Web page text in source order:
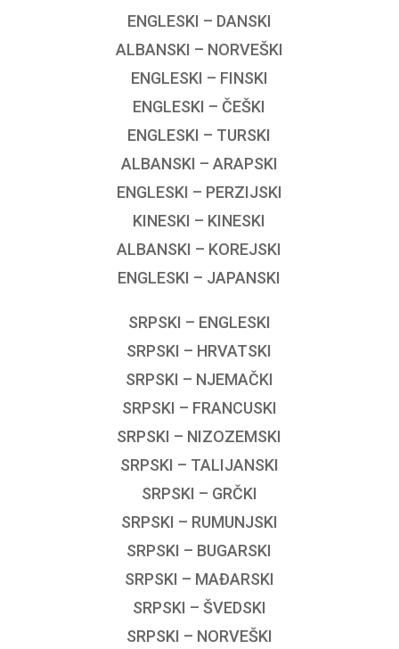
ENGLESKI – DANSKI
ALBANSKI – NORVEŠKI
ENGLESKI – FINSKI
ENGLESKI – ČEŠKI
ENGLESKI – TURSKI
ALBANSKI – ARAPSKI
ENGLESKI – PERZIJSKI
KINESKI – KINESKI
ALBANSKI – KOREJSKI
ENGLESKI – JAPANSKI
SRPSKI – ENGLESKI
SRPSKI – HRVATSKI
SRPSKI – NJEMAČKI
SRPSKI – FRANCUSKI
SRPSKI – NIZOZEMSKI
SRPSKI – TALIJANSKI
SRPSKI – GRČKI
SRPSKI – RUMUNJSKI
SRPSKI – BUGARSKI
SRPSKI – MAĐARSKI
SRPSKI – ŠVEDSKI
SRPSKI – NORVEŠKI